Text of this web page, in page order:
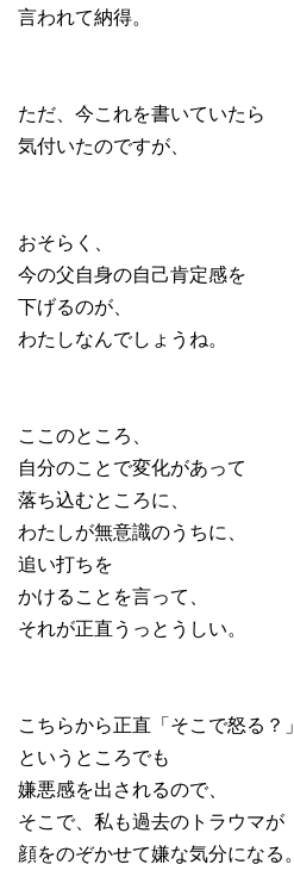
言われて納得。
ただ、今これを書いていたら
気付いたのですが、
おそらく、
今の父自身の自己肯定感を
下げるのが、
わたしなんでしょうね。
ここのところ、
自分のことで変化があって
落ち込むところに、
わたしが無意識のうちに、
追い打ちを
かけることを言って、
それが正直うっとうしい。
こちらから正直「そこで怒る？」
というところでも
嫌悪感を出されるので、
そこで、私も過去のトラウマが
顔をのぞかせて嫌な気分になる。